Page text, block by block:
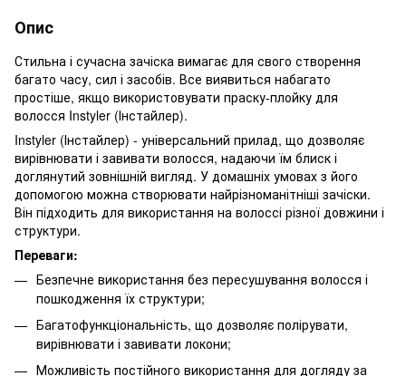
Опис
Стильна і сучасна зачіска вимагає для свого створення
багато часу, сил і засобів. Все виявиться набагато
простіше, якщо використовувати праску-плойку для
волосся Instyler (Інстайлер).
Instyler (Інстайлер) - універсальний прилад, що дозволяє
вирівнювати і завивати волосся, надаючи їм блиск і
доглянутий зовнішній вигляд. У домашніх умовах з його
допомогою можна створювати найрізноманітніші зачіски.
Він підходить для використання на волоссі різної довжини і
структури.
Переваги:
Безпечне використання без пересушування волосся і
пошкодження їх структури;
Багатофункціональність, що дозволяє полірувати,
вирівнювати і завивати локони;
Можливість постійного використання для догляду за